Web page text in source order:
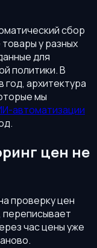
сбор
у разных
для
политики. В
год, архитектура
мы
автоматизации
цен не
проверку цен
переписывает
час цены уже